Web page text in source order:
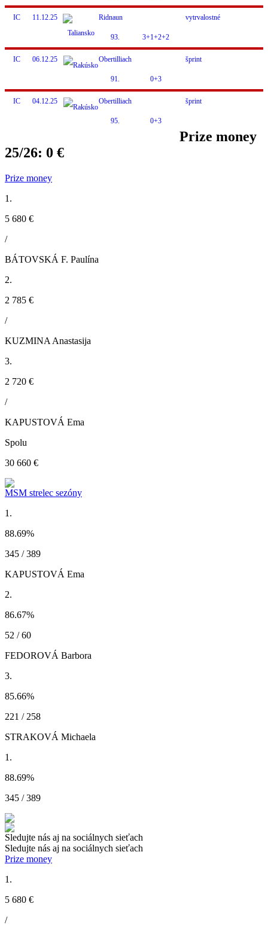
IC 11.12.25 Ridnaun vytrvalostné
93. 3+1+2+2
IC 06.12.25 Obertilliach šprint
91. 0+3
IC 04.12.25 Obertilliach šprint
95. 0+3
Prize money
25/26: 0 €
Prize money
1.
5 680 €
/
BÁTOVSKÁ F. Paulína
2.
2 785 €
/
KUZMINA Anastasija
3.
2 720 €
/
KAPUSTOVÁ Ema
Spolu
30 660 €
MSM strelec sezóny
1.
88.69%
345 / 389
KAPUSTOVÁ Ema
2.
86.67%
52 / 60
FEDOROVÁ Barbora
3.
85.66%
221 / 258
STRAKOVÁ Michaela
1.
88.69%
345 / 389
Sledujte nás aj na sociálnych sieťach
Sledujte nás aj na sociálnych sieťach
Prize money
1.
5 680 €
/